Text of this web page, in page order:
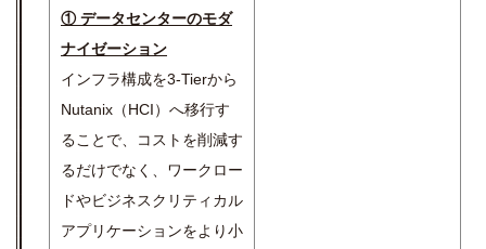
① データセンターのモダ
ナイゼーション
インフラ構成を3-Tierから
Nutanix（HCI）へ移行す
ることで、コストを削減す
るだけでなく、ワークロー
ドやビジネスクリティカル
アプリケーションをより小